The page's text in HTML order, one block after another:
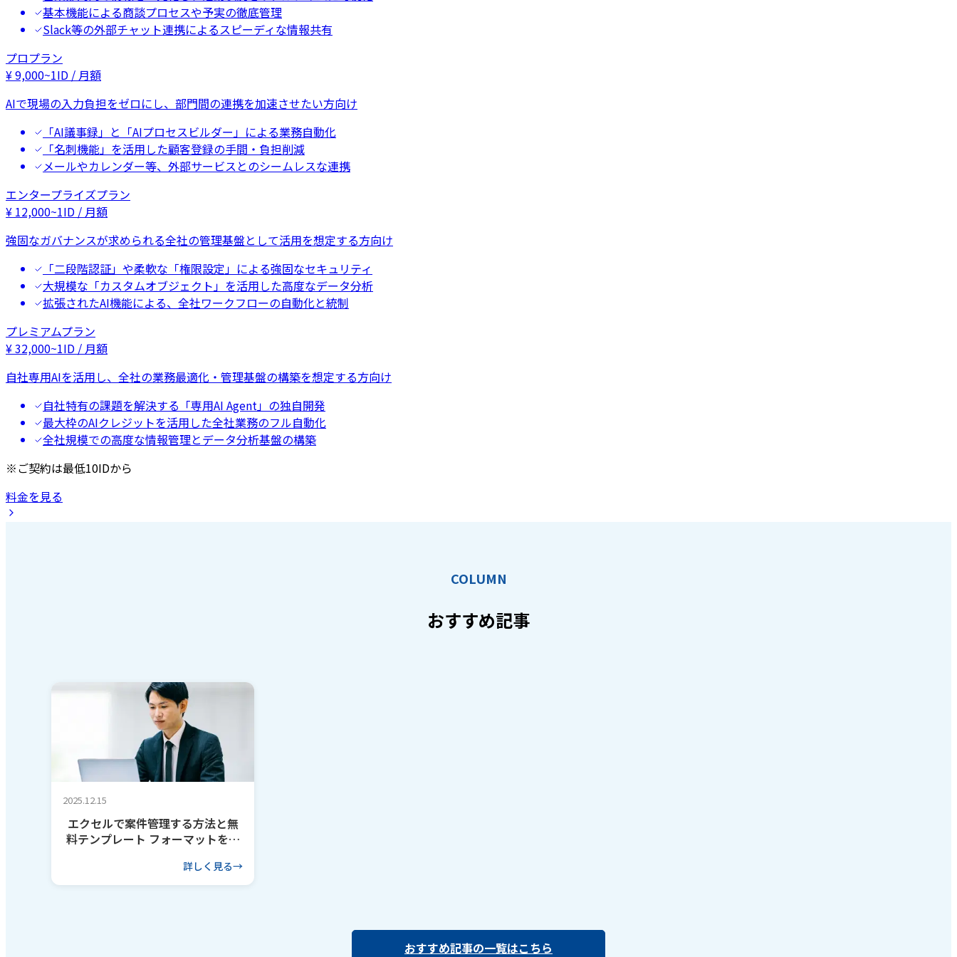
基本機能による商談プロセスや予実の徹底管理
Slack等の外部チャット連携によるスピーディな情報共有
プロプラン
¥9,000~1ID / 月額
AIで現場の入力負担をゼロにし、部門間の連携を加速させたい方向け
「AI議事録」と「AIプロセスビルダー」による業務自動化
「名刺機能」を活用した顧客登録の手間・負担削減
メールやカレンダー等、外部サービスとのシームレスな連携
エンタープライズプラン
¥ 12,000~1ID / 月額
強固なガバナンスが求められる全社の管理基盤として活用を想定する方向け
「二段階認証」や柔軟な「権限設定」による強固なセキュリティ
大規模な「カスタムオブジェクト」を活用した高度なデータ分析
拡張されたAI機能による、全社ワークフローの自動化と統制
プレミアムプラン
¥32,000~1ID / 月額
自社専用AIを活用し、全社の業務最適化・管理基盤の構築を想定する方向け
自社特有の課題を解決する「専用AI Agent」の独自開発
最大枠のAIクレジットを活用した全社業務のフル自動化
全社規模での高度な情報管理とデータ分析基盤の構築
※ご契約は最低10IDから
料金を見る
COLUMN
おすすめ記事
2025.12.15
エクセルで案件管理する方法と無
料テンプレート フォーマットを作
詳しく見る
おすすめ記事の一覧はこちら